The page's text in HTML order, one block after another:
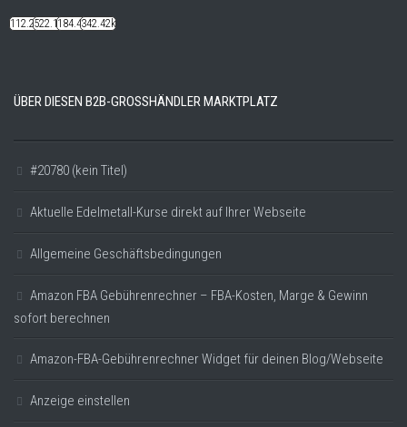
112.22k522.14k184.48k342.42k
ÜBER DIESEN B2B-GROSSHÄNDLER MARKTPLATZ
#20780 (kein Titel)
Aktuelle Edelmetall-Kurse direkt auf Ihrer Webseite
Allgemeine Geschäftsbedingungen
Amazon FBA Gebührenrechner – FBA-Kosten, Marge & Gewinn
sofort berechnen
Amazon-FBA-Gebührenrechner Widget für deinen Blog/Webseite
Anzeige einstellen